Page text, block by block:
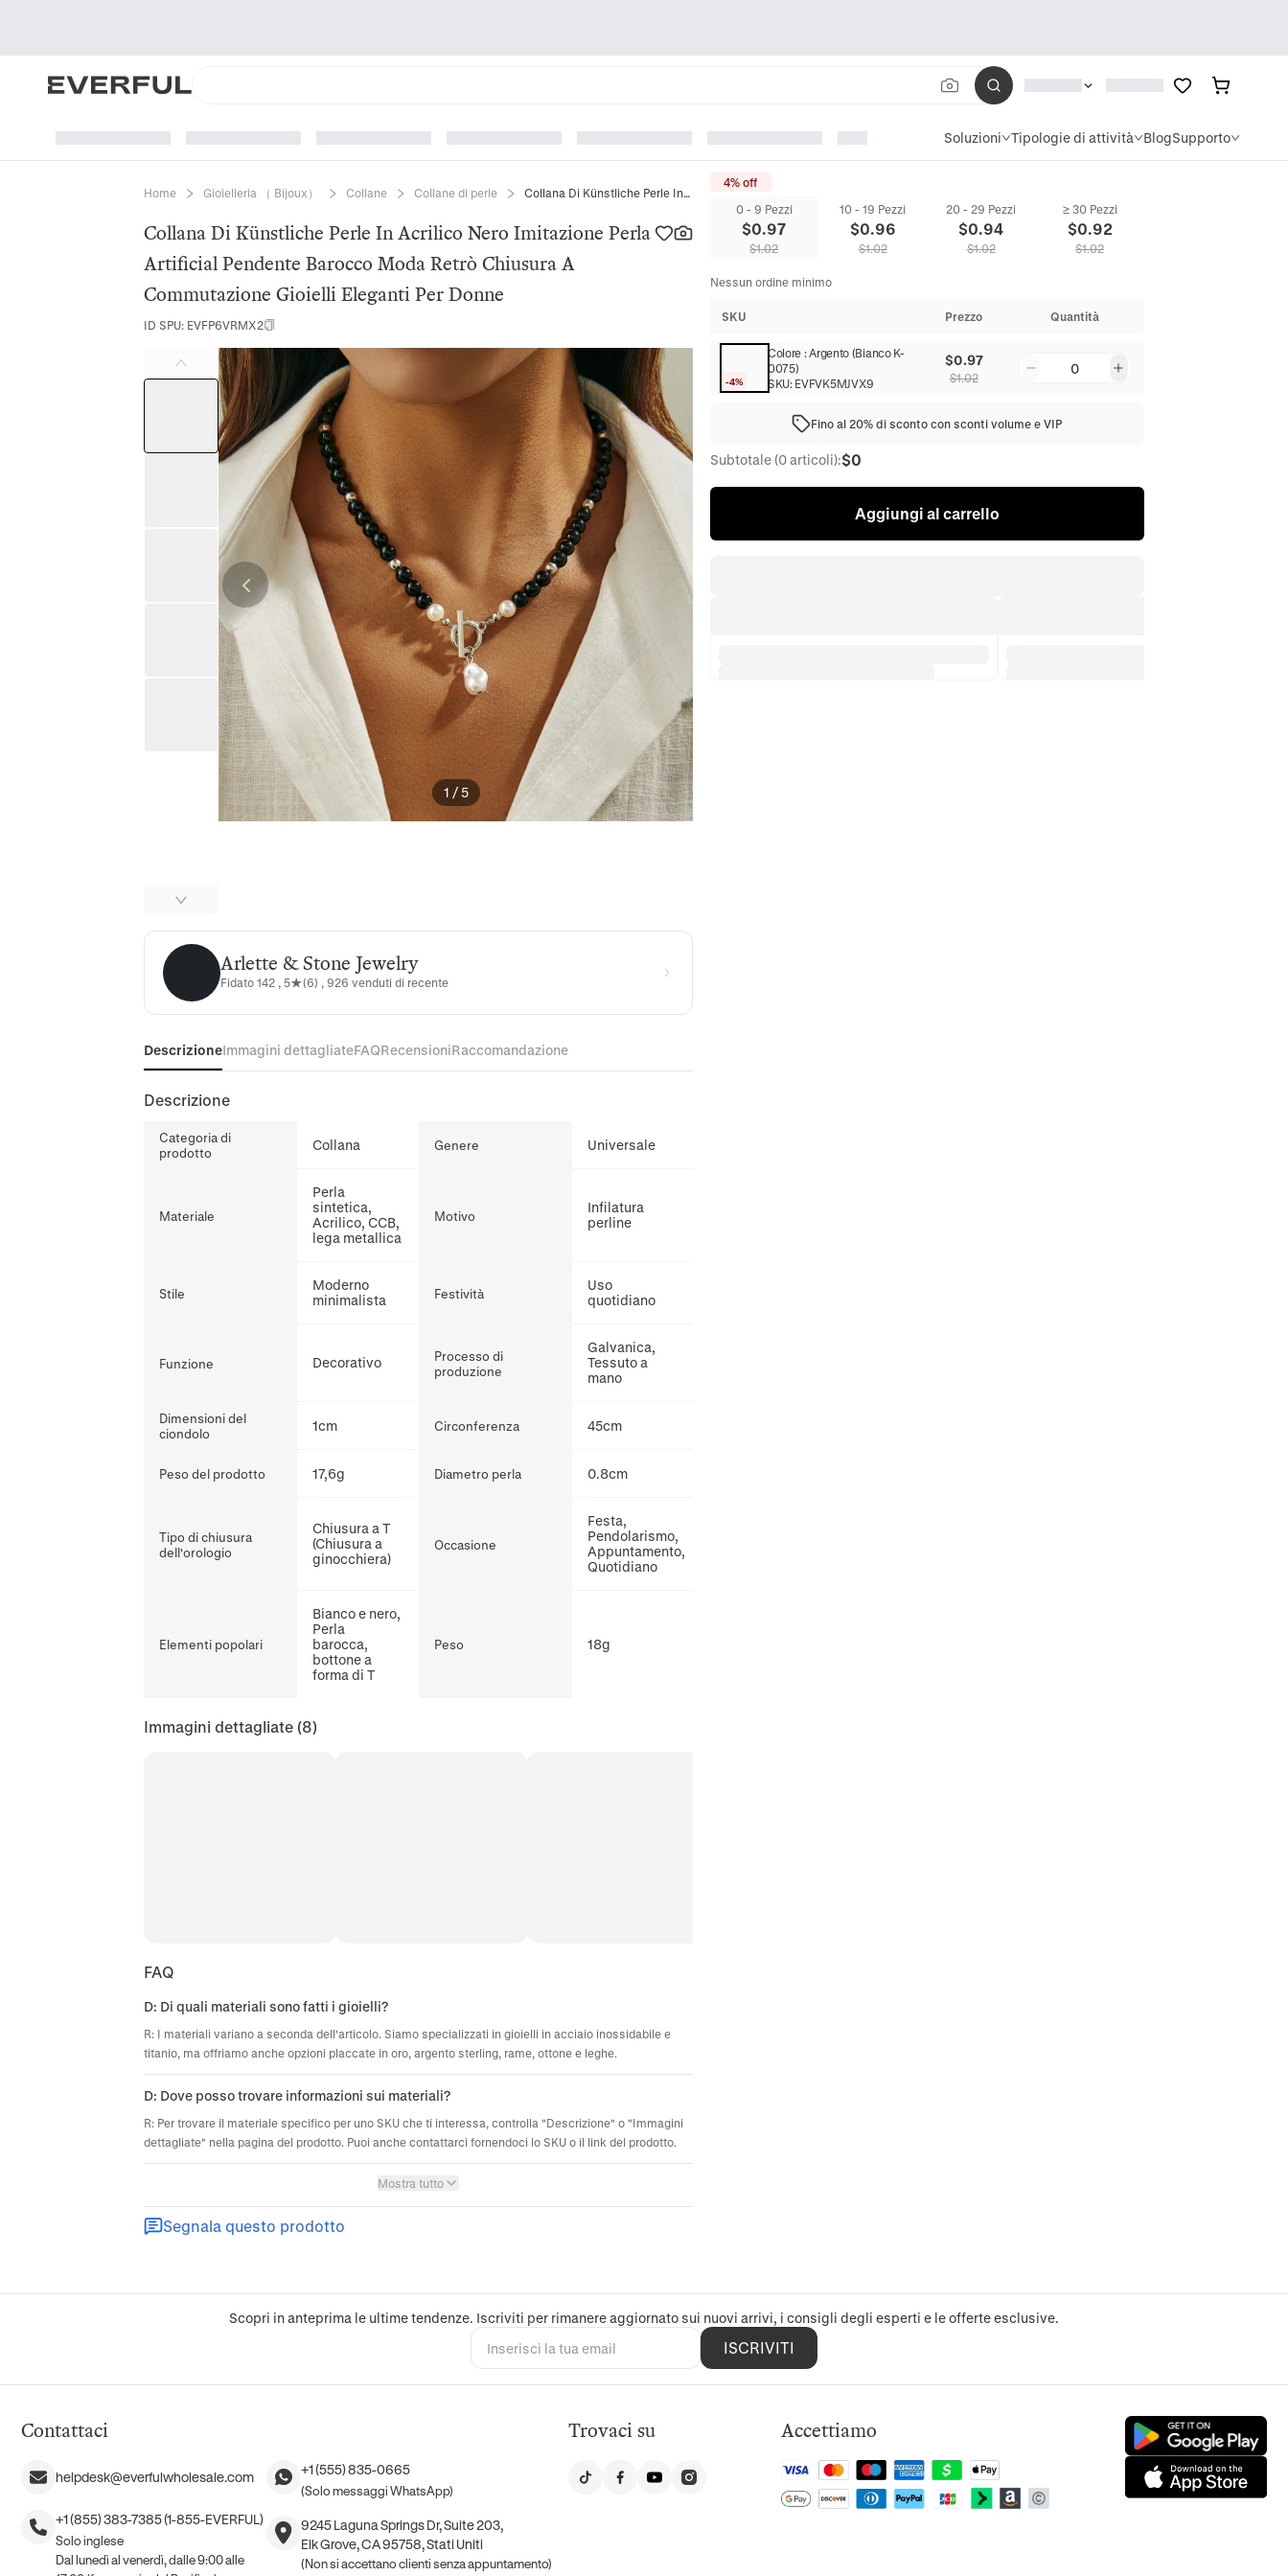
Soluzioni Tipologie di attività BlogSupporto
Home Gioielleria （ Bijoux） Collane Collane di perle Collana Di Künstliche Perle In Acrilico Nero Imitazione Perla Artificial Pendente Barocco Moda Retrò Chiusura A Commutazione Gioielli Eleganti Per Donne
Collana Di Künstliche Perle In Acrilico Nero Imitazione Perla
Artificial Pendente Barocco Moda Retrò Chiusura A
Commutazione Gioielli Eleganti Per Donne
ID SPU: EVFP6VRMX2
1 / 5
Arlette & Stone Jewelry
Arlette & Stone Jewelry
Fidato 142 , 5★(6) , 926 venduti di recente
DescrizioneImmagini dettagliateFAQRecensioniRaccomandazione
Descrizione
Categoria di
prodotto
Collana Genere Universale
Materiale
Perla
sintetica,
Acrilico, CCB,
lega metallica
Motivo
Infilatura
perline
Stile
Moderno
minimalista
Festività
Uso
quotidiano
Funzione Decorativo
Processo di
produzione
Galvanica,
Tessuto a
mano
Dimensioni del
ciondolo
1cm Circonferenza 45cm
Peso del prodotto 17,6g Diametro perla 0.8cm
Tipo di chiusura
dell'orologio
Chiusura a T
(Chiusura a
ginocchiera)
Occasione
Festa,
Pendolarismo,
Appuntamento,
Quotidiano
Elementi popolari
Bianco e nero,
Perla
barocca,
bottone a
forma di T
Peso 18g
Immagini dettagliate (8)
FAQ
D: Di quali materiali sono fatti i gioielli?
R: I materiali variano a seconda dell'articolo. Siamo specializzati in gioielli in acciaio inossidabile e
titanio, ma offriamo anche opzioni placcate in oro, argento sterling, rame, ottone e leghe.
D: Dove posso trovare informazioni sui materiali?
R: Per trovare il materiale specifico per uno SKU che ti interessa, controlla "Descrizione" o "Immagini
dettagliate" nella pagina del prodotto. Puoi anche contattarci fornendoci lo SKU o il link del prodotto.
Mostra tutto
Segnala questo prodotto
4% off
0 - 9 Pezzi
$0.97
$1.02
10 - 19 Pezzi
$0.96
$1.02
20 - 29 Pezzi
$0.94
$1.02
≥ 30 Pezzi
$0.92
$1.02
Nessun ordine minimo
SKU Prezzo Quantità
-4%
Colore :Argento (Bianco K-
0075)
SKU: EVFVK5MJVX9
$0.97
$1.02
0
Fino al 20% di sconto con sconti volume e VIP
Subtotale (0 articoli):$0
Aggiungi al carrello
Scopri in anteprima le ultime tendenze. Iscriviti per rimanere aggiornato sui nuovi arrivi, i consigli degli esperti e le offerte esclusive.
ISCRIVITI
Contattaci
helpdesk@everfulwholesale.com
+1 (855) 383-7385 (1-855-EVERFUL)
Solo inglese
Dal lunedì al venerdì, dalle 9:00 alle
+1 (555) 835-0665
(Solo messaggi WhatsApp)
9245 Laguna Springs Dr, Suite 203,
Elk Grove, CA 95758, Stati Uniti
(Non si accettano clienti senza appuntamento)
Trovaci su Accettiamo